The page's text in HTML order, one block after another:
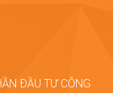
ĐẦU TƯ CÔNG